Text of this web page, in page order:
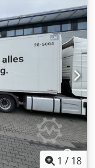
база:7 600 мм,
інше,
1 / 18